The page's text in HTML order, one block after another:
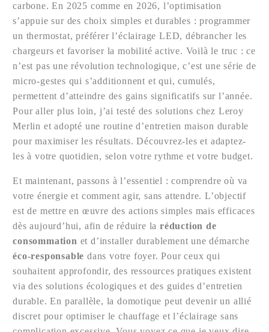
carbone. En 2025 comme en 2026, l’optimisation
s’appuie sur des choix simples et durables : programmer
un thermostat, préférer l’éclairage LED, débrancher les
chargeurs et favoriser la mobilité active. Voilà le truc : ce
n’est pas une révolution technologique, c’est une série de
micro-gestes qui s’additionnent et qui, cumulés,
permettent d’atteindre des gains significatifs sur l’année.
Pour aller plus loin, j’ai testé des solutions chez Leroy
Merlin et adopté une routine d’entretien maison durable
pour maximiser les résultats. Découvrez-les et adaptez-
les à votre quotidien, selon votre rythme et votre budget.
Et maintenant, passons à l’essentiel : comprendre où va
votre énergie et comment agir, sans attendre. L’objectif
est de mettre en œuvre des actions simples mais efficaces
dès aujourd’hui, afin de réduire laréduction de
consommation et d’installer durablement une démarche
éco-responsable dans votre foyer. Pour ceux qui
souhaitent approfondir, des ressources pratiques existent
via des solutions écologiques et des guides d’entretien
durable. En parallèle, la domotique peut devenir un allié
discret pour optimiser le chauffage et l’éclairage sans